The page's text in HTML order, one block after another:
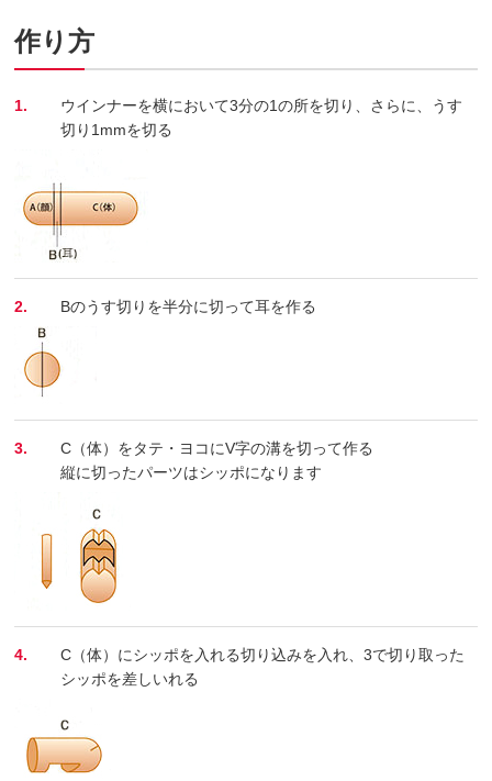
作り方
1.
ウインナーを横において3分の1の所を切り、さらに、うす
切り1mmを切る
2. Bのうす切りを半分に切って耳を作る
3.
C（体）をタテ・ヨコにV字の溝を切って作る
縦に切ったパーツはシッポになります
4.
C（体）にシッポを入れる切り込みを入れ、3で切り取った
シッポを差しいれる